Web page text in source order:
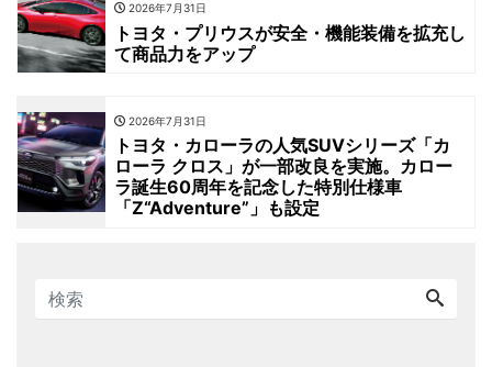
2026年7月31日
トヨタ・プリウスが安全・機能装備を拡充し
て商品力をアップ
2026年7月31日
トヨタ・カローラの人気SUVシリーズ「カ
ローラ クロス」が一部改良を実施。カロー
ラ誕生60周年を記念した特別仕様車
「Z“Adventure”」も設定